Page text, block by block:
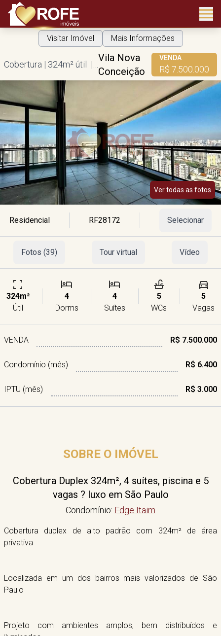
Vila Nova
Conceição
VENDA
R$ 7.500.000
Visitar Imóvel Mais Informações
Ver todas as fotos
Residencial RF28172 Selecionar
Fotos (39) Tour virtual Vídeo
324m²
Útil
4
Dorms
4
Suítes
5
WCs
5
Vagas
VENDA R$ 7.500.000
Condomínio (mês) R$ 6.400
IPTU (mês) R$ 3.000
SOBRE O IMÓVEL
Cobertura Duplex 324m², 4 suítes, piscina e 5
vagas ? luxo em São Paulo
Condomínio: Edge Itaim
Cobertura duplex de alto padrão com 324m² de área
privativa
Localizada em um dos bairros mais valorizados de São
Paulo
Projeto com ambientes amplos, bem distribuídos e